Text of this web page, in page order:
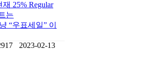
25% Regular
는
“우표세일” 이
2023-02-13